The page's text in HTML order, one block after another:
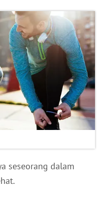
seseorang dalam